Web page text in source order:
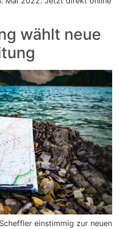
wählt neue
einstimmig zur neuen